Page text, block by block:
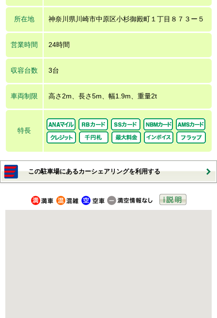
所在地 神奈川県川崎市中原区小杉御殿町１丁目８７３ー５
営業時間 24時間
収容台数 3台
車両制限 高さ2m、長さ5m、幅1.9m、重量2t
特長
この駐車場にあるカーシェアリングを利用する